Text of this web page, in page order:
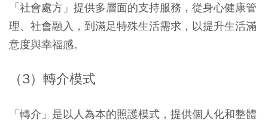
「社會處方」提供多層面的支持服務，從身心健康管
理、社會融入，到滿足特殊生活需求，以提升生活滿
意度與幸福感。
（3）轉介模式
「轉介」是以人為本的照護模式，提供個人化和整體